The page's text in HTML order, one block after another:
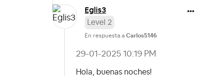
Eglis3
Level 2
En respuesta a Carlos5146
‎29-01-2025 10:19 PM
Hola, buenas noches!